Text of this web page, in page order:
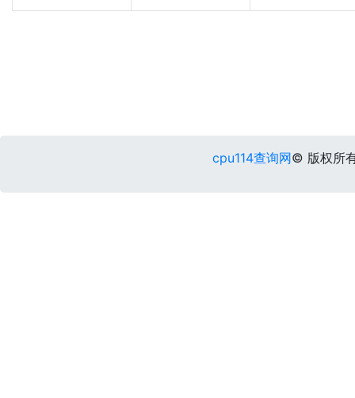
cpu114查询网© 版权所